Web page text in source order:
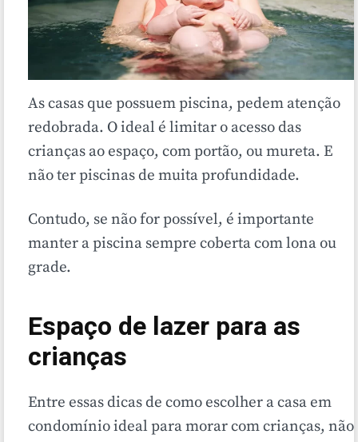
As casas que possuem piscina, pedem atenção
redobrada. O ideal é limitar o acesso das
crianças ao espaço, com portão, ou mureta. E
não ter piscinas de muita profundidade.
Contudo, se não for possível, é importante
manter a piscina sempre coberta com lona ou
grade.
Espaço de lazer para as
crianças
Entre essas dicas de como escolher a casa em
condomínio ideal para morar com crianças, não